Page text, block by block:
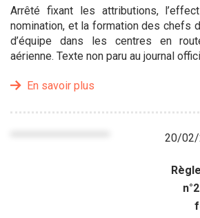
Arrêté fixant les attributions,
nomination, et la formation des chefs
d’équipe dans les centres en
aérienne. Texte non paru au journal
En savoir plus
20/02/